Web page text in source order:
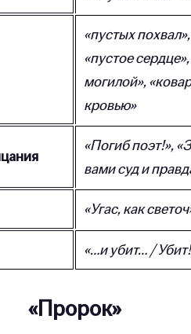
«пустых
«пустое
могилой»,
кровью»
«Погиб поэт!»,
вами суд и
«Угас, как
«…и убит… /
«Пророк»